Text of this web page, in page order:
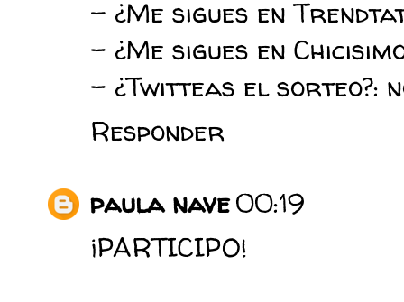
- ¿Me sigues en
- ¿Me sigues en
- ¿Twitteas el sorteo?:
Responder
paula nave00:19
¡PARTICIPO!